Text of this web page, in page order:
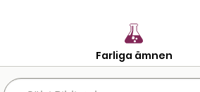
Farliga ämnen